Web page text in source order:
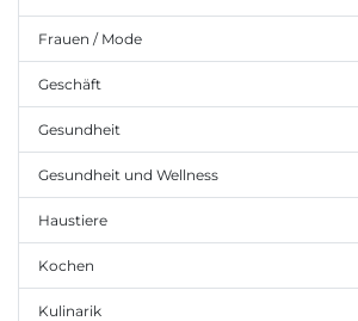
Frauen / Mode
Geschäft
Gesundheit
Gesundheit und Wellness
Haustiere
Kochen
Kulinarik